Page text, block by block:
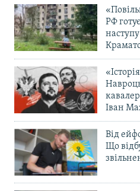
РФ
Іван
Від
Що